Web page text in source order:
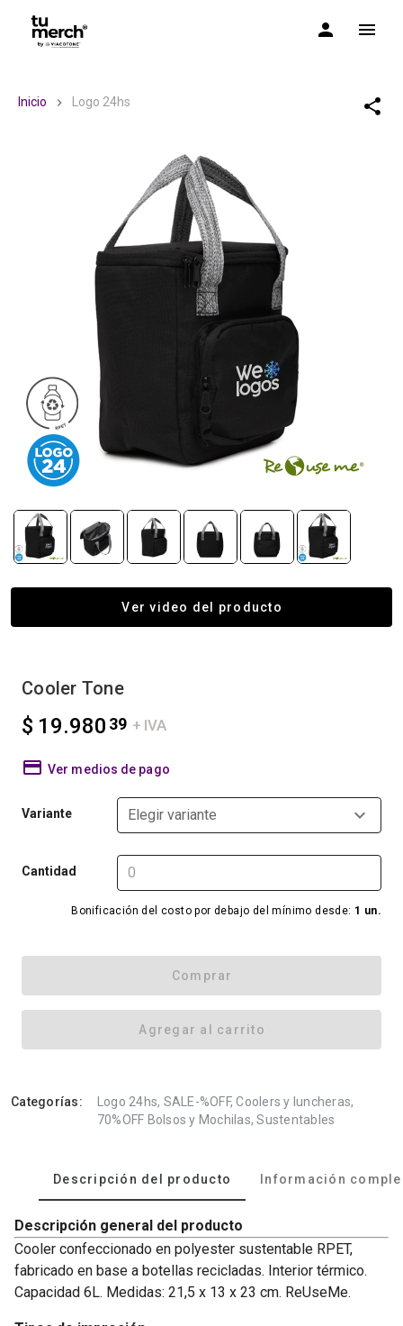
TuMerch by Via Cotone
Inicio Logo 24hs
Ver video del producto
Cooler Tone
$ 19.98039 + IVA
Ver medios de pago
Variante Elegir variante
Cantidad
Bonificación del costo por debajo del mínimo desde: 1 un.
Comprar
Agregar al carrito
Categorías:
Logo 24hs, SALE-%OFF, Coolers y luncheras,
70%OFF Bolsos y Mochilas, Sustentables
Descripción del producto Información
Descripción general del producto
Cooler confeccionado en polyester sustentable RPET,
fabricado en base a botellas recicladas. Interior térmico.
Capacidad 6L. Medidas: 21,5 x 13 x 23 cm. ReUseMe.